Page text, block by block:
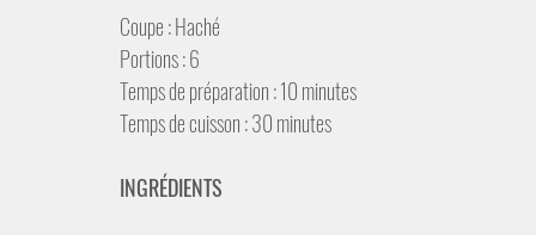
Coupe : Haché
Portions : 6
Temps de préparation : 10 minutes
Temps de cuisson : 30 minutes
INGRÉDIENTS